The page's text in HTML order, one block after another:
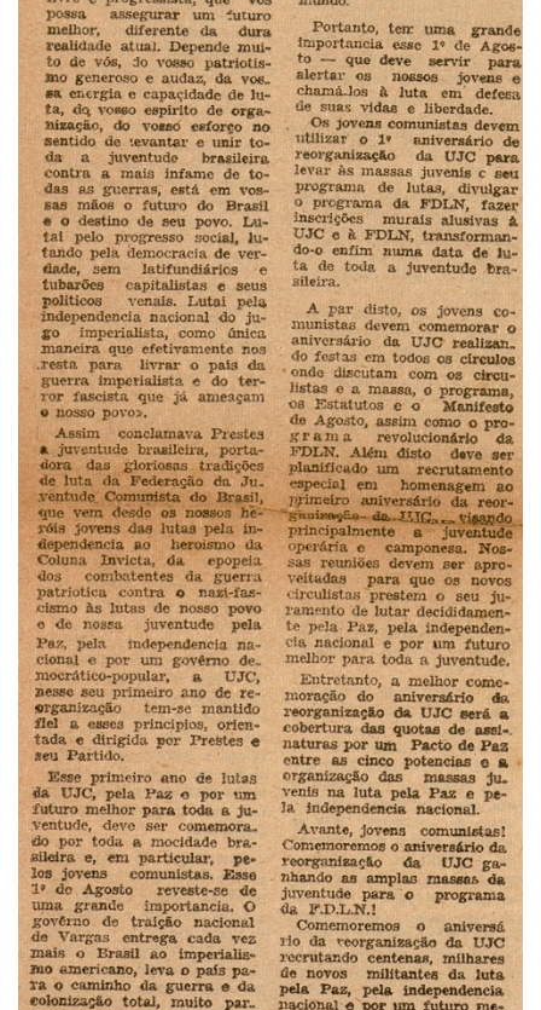
Comissões
CAAF
CaC
CD
CDH
CEQUALI
CPg
CRInt
CSA
Acadêmico
Serviço de Apoio ao Ensino
Concurso Docente
Representação Discente
Licitações e Contratos
Abertas
Encerradas
Contratos
PCA
Divisão Administrativa Financeira
Sobre
Divisão de Apoio e Divulgação
Transparência
Acervo
Arquivo
Sobre